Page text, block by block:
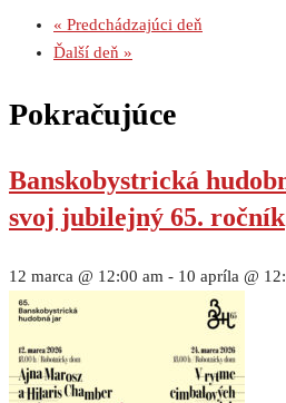
« Predchádzajúci deň
Ďalší deň »
Pokračujúce
Banskobystrická
svoj jubilejný 65. ročník
12 marca @ 12:00 am - 10 apríla @